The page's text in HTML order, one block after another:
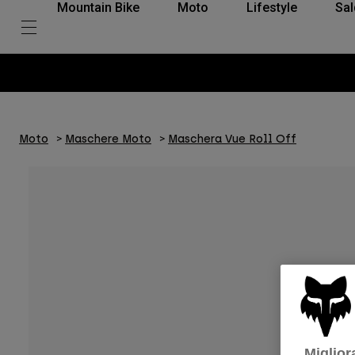
Mountain Bike Moto Lifestyle
Moto Maschere Moto Maschera Vue Roll Off